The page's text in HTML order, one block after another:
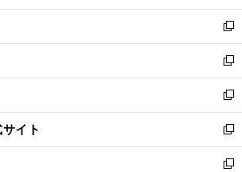
開
く
ウ
で
開
く
ン
ド
ウ
で
開
く
ウ
ィ
ン
ド
ウ
で
開
く
新
し
い
ウ
ィ
ン
ド
ウ
で
新
し
い
ウ
ィ
ン
ド
新
し
い
ウ
ィ
イト
新
し
い
新